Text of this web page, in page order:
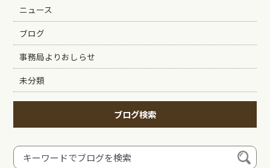
ニュース
ブログ
事務局よりおしらせ
未分類
ブログ検索